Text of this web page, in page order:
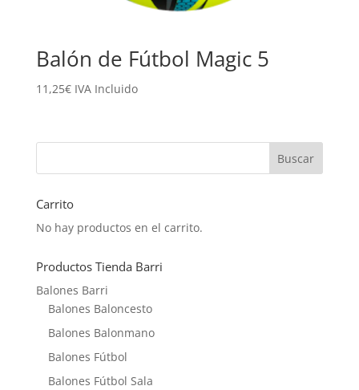
Balón de Fútbol Magic 5
11,25€ IVA Incluido
Carrito
No hay productos en el carrito.
Productos Tienda Barri
Balones Barri
Balones Baloncesto
Balones Balonmano
Balones Fútbol
Balones Fútbol Sala